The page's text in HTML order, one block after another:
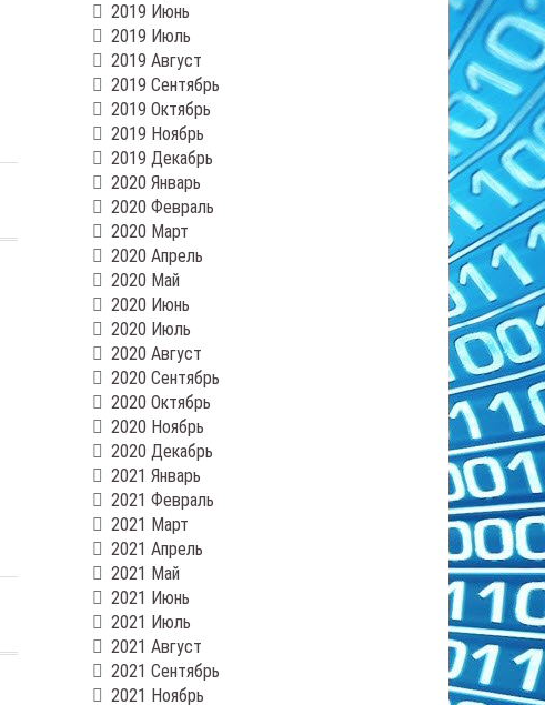
2019 Июнь
2019 Июль
2019 Август
2019 Сентябрь
2019 Октябрь
2019 Ноябрь
2019 Декабрь
2020 Январь
2020 Февраль
2020 Март
2020 Апрель
2020 Май
2020 Июнь
2020 Июль
2020 Август
2020 Сентябрь
2020 Октябрь
2020 Ноябрь
2020 Декабрь
2021 Январь
2021 Февраль
2021 Март
2021 Апрель
2021 Май
2021 Июнь
2021 Июль
2021 Август
2021 Сентябрь
2021 Ноябрь